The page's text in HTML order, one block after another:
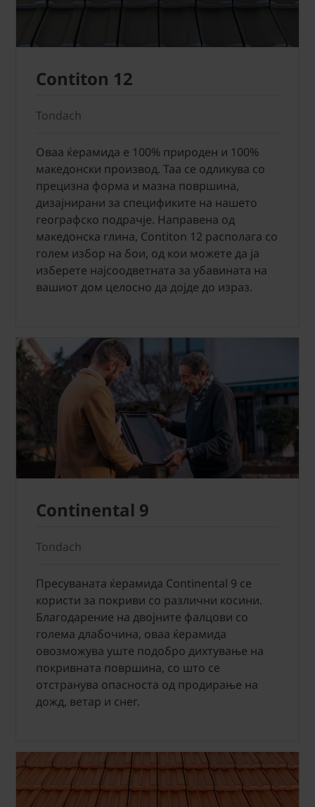
Contiton 12
Tondach
Оваа ќерамида е 100% природен и 100%
македонски производ. Таа се одликува со
прецизна форма и мазна површина,
дизајнирани за спецификите на нашето
географско подрачје. Направена од
македонска глина, Contiton 12 располага со
голем избор на бои, од кои можете да ја
изберете најсоодветната за убавината на
вашиот дом целосно да дојде до израз.
Continental 9
Tondach
Пресуваната ќерамида Continental 9 се
користи за покриви со различни косини.
Благодарение на двојните фалцови со
голема длабочина, оваа ќерамида
овозможува уште подобро дихтување на
покривната површина, со што се
отстранува опасноста од продирање на
дожд, ветар и снег.